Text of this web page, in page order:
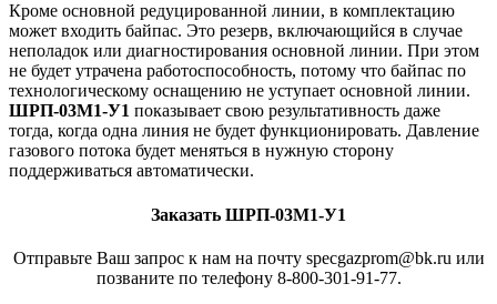
Кроме основной редуцированной линии, в комплектацию
может входить байпас. Это резерв, включающийся в случае
неполадок или диагностирования основной линии. При этом
не будет утрачена работоспособность, потому что байпас по
технологическому оснащению не уступает основной линии.
ШРП-03М1-У1 показывает свою результативность даже
тогда, когда одна линия не будет функционировать. Давление
газового потока будет меняться в нужную сторону
поддерживаться автоматически.
Заказать ШРП-03М1-У1
Отправьте Ваш запрос к нам на почту specgazprom@bk.ru или
позваните по телефону 8-800-301-91-77.